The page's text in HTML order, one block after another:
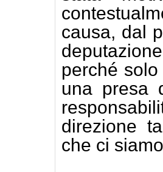
causa, dal
perché
una presa
direzione
che ci